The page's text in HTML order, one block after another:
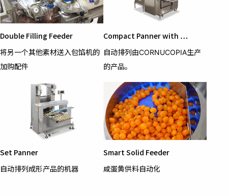
Double Filling Feeder
将另一个其他素材送入包馅机的
加购配件
Compact Panner with …
自动排列由CORNUCOPIA生产
的产品。
Set Panner
自动排列成形产品的机器
Smart Solid Feeder
咸蛋黄供料自动化